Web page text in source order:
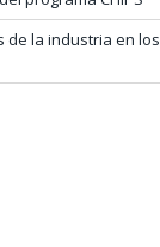
de la industria en los